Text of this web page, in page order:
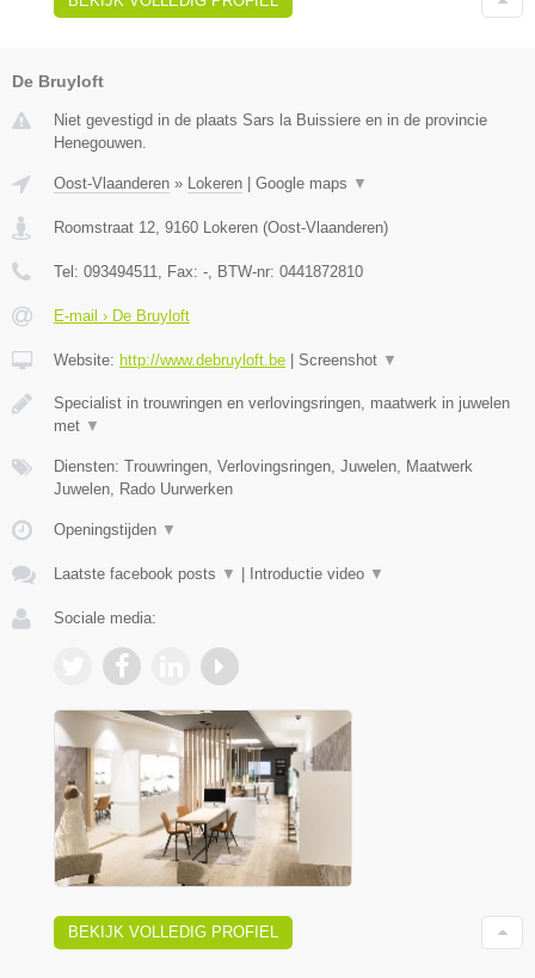
De Bruyloft
Niet gevestigd in de plaats Sars la Buissiere en in de provincie
Henegouwen.
Oost-Vlaanderen » Lokeren Google maps ▼
Roomstraat 12, 9160 Lokeren (Oost-Vlaanderen)
Tel: 093494511, Fax: -, BTW-nr: 0441872810
E-mail › De Bruyloft
Website: http://www.debruyloft.be Screenshot ▼
Specialist in trouwringen en verlovingsringen, maatwerk in juwelen
met ▼
Diensten: Trouwringen, Verlovingsringen, Juwelen, Maatwerk
Juwelen, Rado Uurwerken
Openingstijden ▼
Laatste facebook posts ▼ Introductie video ▼
Sociale media:
BEKIJK VOLLEDIG PROFIEL